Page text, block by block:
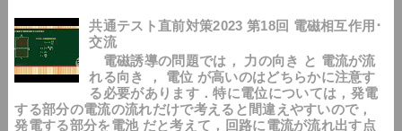
共通テスト直前対策2023 第18回 電磁相互作用･
交流
電磁誘導の問題では， 力の向き と 電流が流
れる向き ， 電位 が高いのはどちらかに注意す
る必要があります．特に電位については，発電
する部分の電流の流れだけで考えると間違えやすいので，
発電する部分を電池 だと考えて，回路に電流が流れ出す点